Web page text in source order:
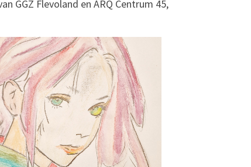
GGZ Flevoland en ARQ Centrum 45,